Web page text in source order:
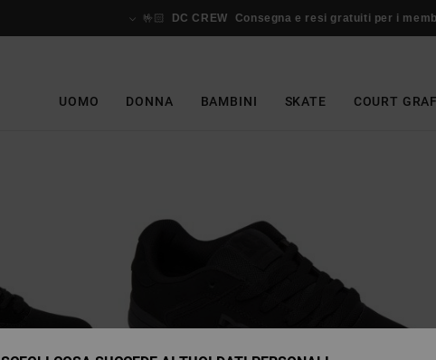
🤟🏻 DC CREW Consegna e resi gratuiti per i
UOMO DONNA BAMBINI SKATE COURT